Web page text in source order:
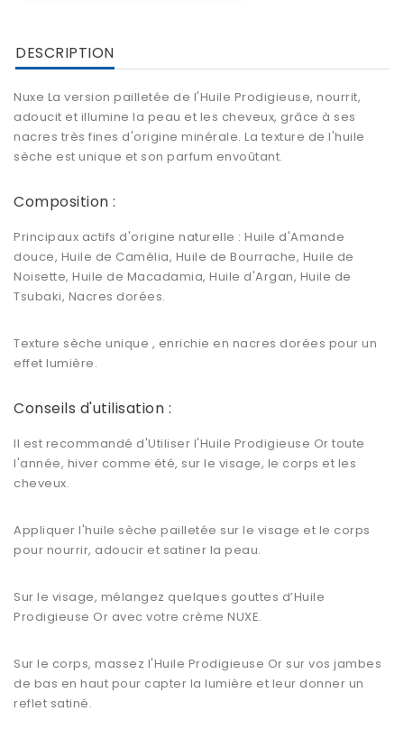
DESCRIPTION
Nuxe La version pailletée de l'Huile Prodigieuse, nourrit,
adoucit et illumine la peau et les cheveux, grâce à ses
nacres très fines d'origine minérale. La texture de l'huile
sèche est unique et son parfum envoûtant.
Composition :
Principaux actifs d'origine naturelle : Huile d'Amande
douce, Huile de Camélia, Huile de Bourrache, Huile de
Noisette, Huile de Macadamia, Huile d'Argan, Huile de
Tsubaki, Nacres dorées.
Texture sèche unique , enrichie en nacres dorées pour un
effet lumière.
Conseils d'utilisation :
Il est recommandé d'Utiliser l'Huile Prodigieuse Or toute
l'année, hiver comme été, sur le visage, le corps et les
cheveux.
Appliquer l'huile sèche pailletée sur le visage et le corps
pour nourrir, adoucir et satiner la peau.
Sur le visage, mélangez quelques gouttes d’Huile
Prodigieuse Or avec votre crème NUXE.
Sur le corps, massez l'Huile Prodigieuse Or sur vos jambes
de bas en haut pour capter la lumière et leur donner un
reflet satiné.